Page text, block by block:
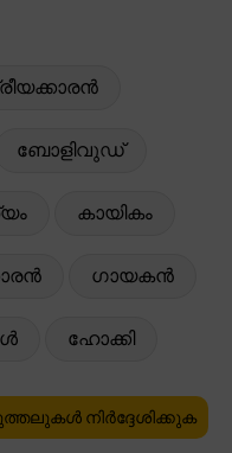
ബോളിവുഡ്
കായികം
ഗായകൻ
ഹോക്കി
നിർദ്ദേശിക്കുക